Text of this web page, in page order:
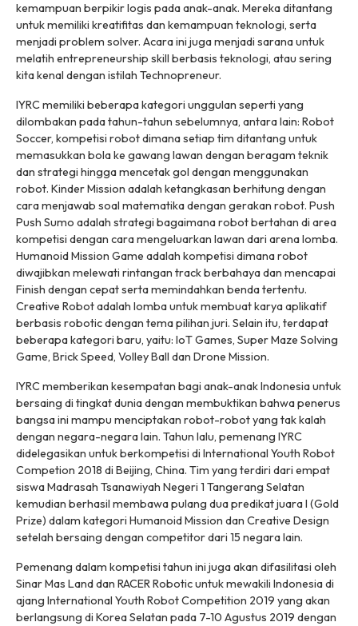
kemampuan berpikir logis pada anak-anak. Mereka ditantang
untuk memiliki kreatifitas dan kemampuan teknologi, serta
menjadi problem solver. Acara ini juga menjadi sarana untuk
melatih entrepreneurship skill berbasis teknologi, atau sering
kita kenal dengan istilah Technopreneur.
IYRC memiliki beberapa kategori unggulan seperti yang
dilombakan pada tahun-tahun sebelumnya, antara lain: Robot
Soccer, kompetisi robot dimana setiap tim ditantang untuk
memasukkan bola ke gawang lawan dengan beragam teknik
dan strategi hingga mencetak gol dengan menggunakan
robot. Kinder Mission adalah ketangkasan berhitung dengan
cara menjawab soal matematika dengan gerakan robot. Push
Push Sumo adalah strategi bagaimana robot bertahan di area
kompetisi dengan cara mengeluarkan lawan dari arena lomba.
Humanoid Mission Game adalah kompetisi dimana robot
diwajibkan melewati rintangan track berbahaya dan mencapai
Finish dengan cepat serta memindahkan benda tertentu.
Creative Robot adalah lomba untuk membuat karya aplikatif
berbasis robotic dengan tema pilihan juri. Selain itu, terdapat
beberapa kategori baru, yaitu: IoT Games, Super Maze Solving
Game, Brick Speed, Volley Ball dan Drone Mission.
IYRC memberikan kesempatan bagi anak-anak Indonesia untuk
bersaing di tingkat dunia dengan membuktikan bahwa penerus
bangsa ini mampu menciptakan robot-robot yang tak kalah
dengan negara-negara lain. Tahun lalu, pemenang IYRC
didelegasikan untuk berkompetisi di International Youth Robot
Competion 2018 di Beijing, China. Tim yang terdiri dari empat
siswa Madrasah Tsanawiyah Negeri 1 Tangerang Selatan
kemudian berhasil membawa pulang dua predikat juara I (Gold
Prize) dalam kategori Humanoid Mission dan Creative Design
setelah bersaing dengan competitor dari 15 negara lain.
Pemenang dalam kompetisi tahun ini juga akan difasilitasi oleh
Sinar Mas Land dan RACER Robotic untuk mewakili Indonesia di
ajang International Youth Robot Competition 2019 yang akan
berlangsung di Korea Selatan pada 7-10 Agustus 2019 dengan